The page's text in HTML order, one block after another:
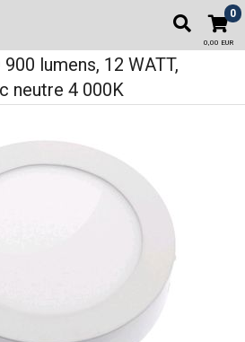
0
0,00 EUR
lumens, 12 WATT,
neutre 4 000K